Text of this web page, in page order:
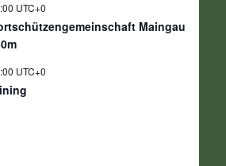
UTC+0
Maingau
UTC+0